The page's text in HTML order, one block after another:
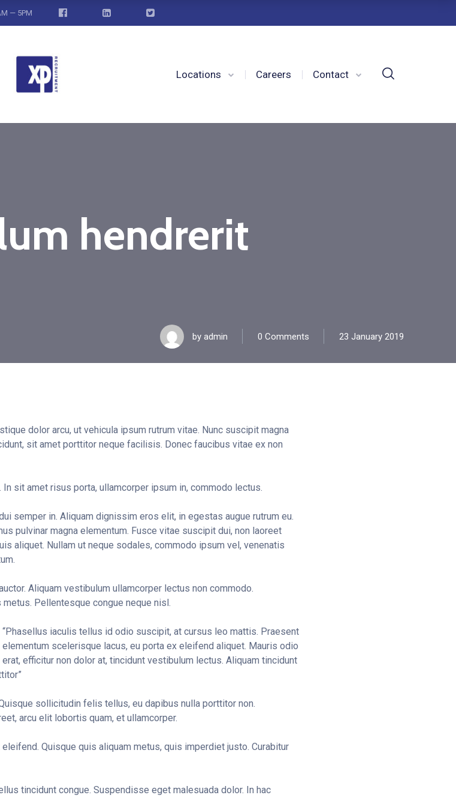
— 5PM
Locations Careers Contact
hendrerit
by admin 0 Comments 23 January 2019
dolor arcu, ut vehicula ipsum rutrum vitae. Nunc suscipit magna
sit amet porttitor neque facilisis. Donec faucibus vitae ex non
sit amet risus porta, ullamcorper ipsum in, commodo lectus.
semper in. Aliquam dignissim eros elit, in egestas augue rutrum eu.
pulvinar magna elementum. Fusce vitae suscipit dui, non laoreet
aliquet. Nullam ut neque sodales, commodo ipsum vel, venenatis
Aliquam vestibulum ullamcorper lectus non commodo.
Pellentesque congue neque nisl.
“Phasellus iaculis tellus id odio suscipit, at cursus leo mattis. Praesent
elementum scelerisque lacus, eu porta ex eleifend aliquet. Mauris odio
erat, efficitur non dolor at, tincidunt vestibulum lectus. Aliquam tincidunt
sollicitudin felis tellus, eu dapibus nulla porttitor non.
arcu elit lobortis quam, et ullamcorper.
Quisque quis aliquam metus, quis imperdiet justo. Curabitur
tincidunt congue. Suspendisse eget malesuada dolor. In hac